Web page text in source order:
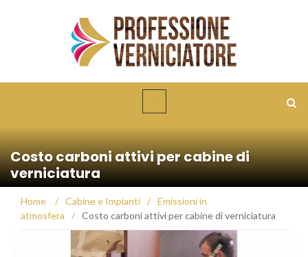
Costo carboni attivi per cabine di
verniciatura
Home / Cabine e Impianti / Emissioni in
atmosfera
/ Costo carboni attivi per cabine di verniciatura